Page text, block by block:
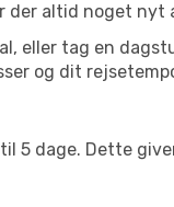
der altid noget nyt
eller tag en
og dit
5 dage. Dette